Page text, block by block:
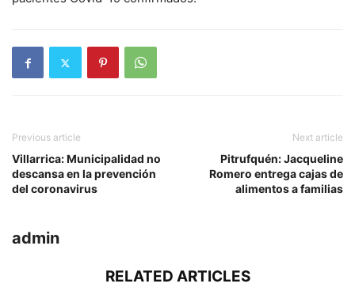
Previous article
Villarrica: Municipalidad no
descansa en la prevención
del coronavirus
Next article
Pitrufquén: Jacqueline
Romero entrega cajas de
alimentos a familias
admin
RELATED ARTICLES